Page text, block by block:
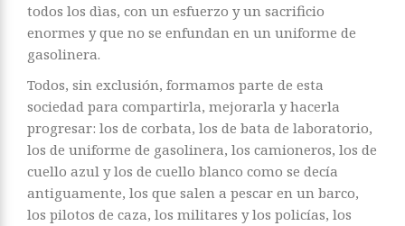
todos los dìas, con un esfuerzo y un sacrificio
enormes y que no se enfundan en un uniforme de
gasolinera.
Todos, sin exclusión, formamos parte de esta
sociedad para compartirla, mejorarla y hacerla
progresar: los de corbata, los de bata de laboratorio,
los de uniforme de gasolinera, los camioneros, los de
cuello azul y los de cuello blanco como se decía
antiguamente, los que salen a pescar en un barco,
los pilotos de caza, los militares y los policías, los